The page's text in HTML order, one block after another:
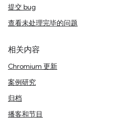
提交 bug
查看未处理完毕的问题
相关内容
Chromium 更新
案例研究
归档
播客和节目